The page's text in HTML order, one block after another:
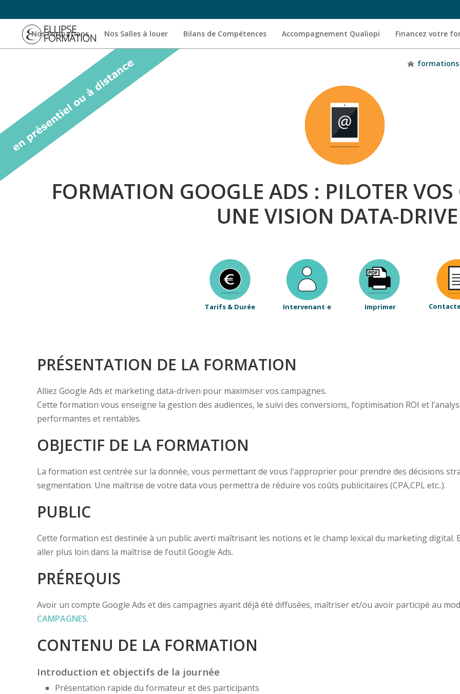
Nos Formations Nos Salles à louer Bilans de Compétences Accompagnement Qualiopi Financez votre
formations
FORMATION GOOGLE ADS : PILOTER
UNE VISION DATA-
Tarifs & Durée Intervenant·e Imprimer
PRÉSENTATION DE LA FORMATION
Alliez Google Ads et marketing data-driven pour maximiser vos campagnes.
Cette formation vous enseigne la gestion des audiences, le suivi des conversions, l’optimisation ROI et
performantes et rentables.
OBJECTIF DE LA FORMATION
La formation est centrée sur la donnée, vous permettant de vous l'approprier pour prendre des décisions
segmentation. Une maîtrise de votre data vous permettra de réduire vos coûts publicitaires (CPA,CPL etc..).
PUBLIC
Cette formation est destinée à un public averti maîtrisant les notions et le champ lexical du marketing
aller plus loin dans la maîtrise de l’outil Google Ads.
PRÉREQUIS
Avoir un compte Google Ads et des campagnes ayant déjà été diffusées, maîtriser et/ou avoir participé au
CAMPAGNES.
CONTENU DE LA FORMATION
Introduction et objectifs de la journée
Présentation rapide du formateur et des participants